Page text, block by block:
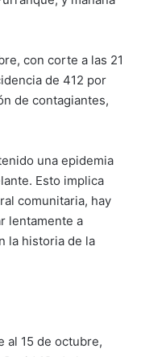
con corte a las 21
de 412 por
de contagiantes,
una epidemia
Esto implica
comunitaria, hay
lentamente a
la historia de la
al 15 de octubre,